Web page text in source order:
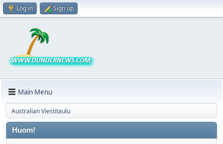
Log in Sign up
Main Menu
Australian Viestitaulu
Huom!